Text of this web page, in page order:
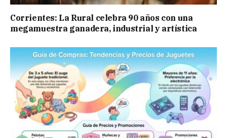
Corrientes: La Rural celebra 90 años con una
megamuestra ganadera, industrial y artística